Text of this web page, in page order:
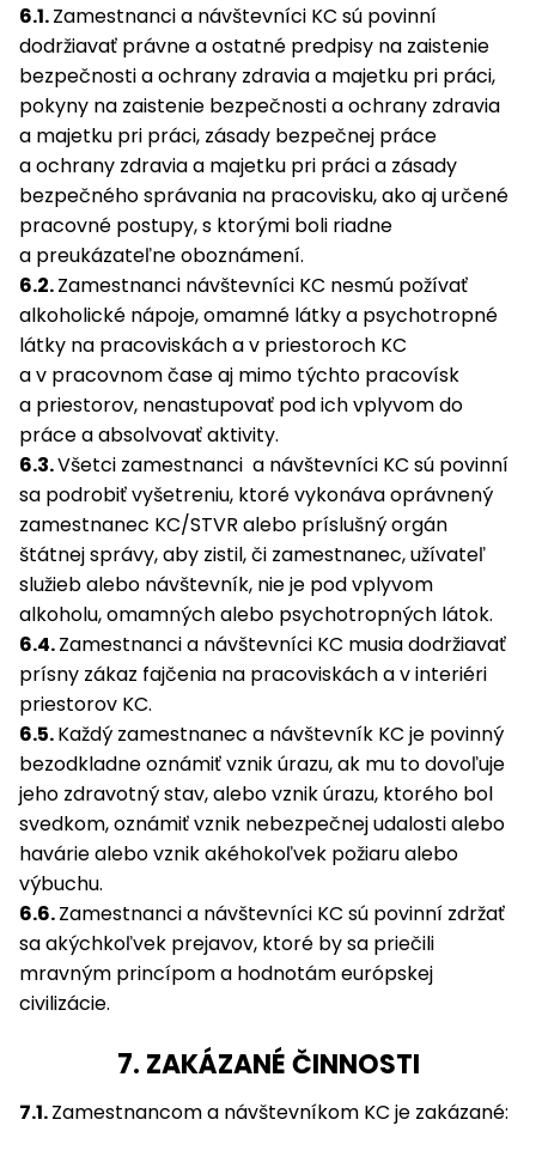
6.1.Zamestnanci a návštevníci KC sú povinní
dodržiavať právne a ostatné predpisy na zaistenie
bezpečnosti a ochrany zdravia a majetku pri práci,
pokyny na zaistenie bezpečnosti a ochrany zdravia
a majetku pri práci, zásady bezpečnej práce
a ochrany zdravia a majetku pri práci a zásady
bezpečného správania na pracovisku, ako aj určené
pracovné postupy, s ktorými boli riadne
a preukázateľne oboznámení.
6.2.Zamestnanci návštevníci KC nesmú požívať
alkoholické nápoje, omamné látky a psychotropné
látky na pracoviskách a v priestoroch KC
a v pracovnom čase aj mimo týchto pracovísk
a priestorov, nenastupovať pod ich vplyvom do
práce a absolvovať aktivity.
6.3.Všetci zamestnanci a návštevníci KC sú povinní
sa podrobiť vyšetreniu, ktoré vykonáva oprávnený
zamestnanec KC/STVR alebo príslušný orgán
štátnej správy, aby zistil, či zamestnanec, užívateľ
služieb alebo návštevník, nie je pod vplyvom
alkoholu, omamných alebo psychotropných látok.
6.4.Zamestnanci a návštevníci KC musia dodržiavať
prísny zákaz fajčenia na pracoviskách a v interiéri
priestorov KC.
6.5.Každý zamestnanec a návštevník KC je povinný
bezodkladne oznámiť vznik úrazu, ak mu to dovoľuje
jeho zdravotný stav, alebo vznik úrazu, ktorého bol
svedkom, oznámiť vznik nebezpečnej udalosti alebo
havárie alebo vznik akéhokoľvek požiaru alebo
výbuchu.
6.6.Zamestnanci a návštevníci KC sú povinní zdržať
sa akýchkoľvek prejavov, ktoré by sa priečili
mravným princípom a hodnotám európskej
civilizácie.
7. ZAKÁZANÉ ČINNOSTI
7.1.Zamestnancom a návštevníkom KC je zakázané: